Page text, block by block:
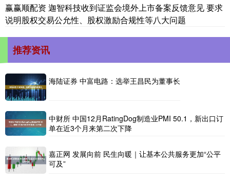
赢赢顺配资 迦智科技收到证监会境外上市备案反馈意见 要求
说明股权交易公允性、股权激励合规性等八大问题
推荐资讯
海陆证券 中富电路：选举王昌民为董事长
中财所 中国12月RatingDog制造业PMI 50.1，新出口订
单在近3个月来第二次下降
嘉正网 发展向前 民生向暖｜让基本公共服务更加“公平
可及”